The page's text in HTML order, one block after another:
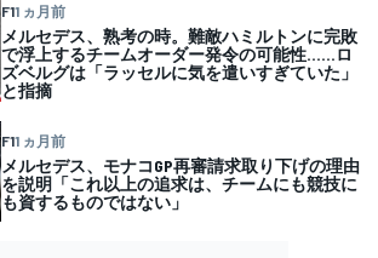
F11 ヵ月前
メルセデス、熟考の時。難敵ハミルトンに完敗
で浮上するチームオーダー発令の可能性……ロ
ズベルグは「ラッセルに気を遣いすぎていた」
と指摘
F11 ヵ月前
メルセデス、モナコGP再審請求取り下げの理由
を説明「これ以上の追求は、チームにも競技に
も資するものではない」